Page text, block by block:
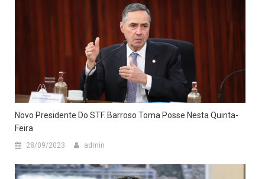
Novo Presidente Do STF. Barroso Toma Posse Nesta Quinta-
Feira
28/09/2023 admin